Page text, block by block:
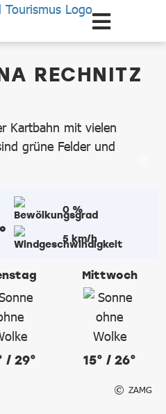
RECHNITZ
0 %
5 km/h
/ 29°
Mittwoch
15° / 26°
ZAMG